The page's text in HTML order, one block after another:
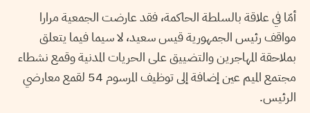
أمّا في علاقة بالسلطة الحاكمة، فقد عارضت الجمعية مرارا
مواقف رئيس الجمهورية قيس سعيد، لا سيما فيما يتعلق
بملاحقة المهاجرين والتضييق على الحريات المدنية وقمع نشطاء
مجتمع الميم عين إضافة إلى توظيف المرسوم 54 لقمع معارضي
الرئيس.